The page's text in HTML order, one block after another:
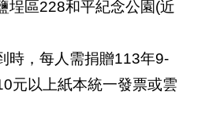
埕區228和平紀念公園(近
時，每人需捐贈113年9-
元以上紙本統一發票或雲